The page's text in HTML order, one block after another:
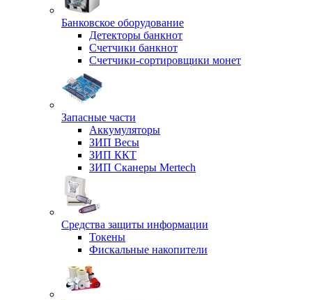
Банковское оборудование
Детекторы банкнот
Счетчики банкнот
Счетчики-сортировщики монет
Запасные части
Аккумуляторы
ЗИП Весы
ЗИП ККТ
ЗИП Сканеры Mertech
Средства защиты информации
Токены
Фискальные накопители